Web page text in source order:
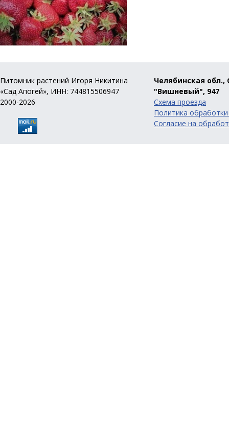
Питомник растений Игоря Никитина
«Сад Апогей», ИНН: 744815506947
2000-2026
Челябинская обл.,
"Вишневый", 947
Схема проезда
Политика
Согласие на